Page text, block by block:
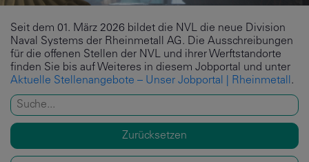
Seit dem 01. März 2026 bildet die NVL die neue Division
Naval Systems der Rheinmetall AG. Die Ausschreibungen
für die offenen Stellen der NVL und ihrer Werftstandorte
finden Sie bis auf Weiteres in diesem Jobportal und unter
Aktuelle Stellenangebote – Unser Jobportal | Rheinmetall .
Zurücksetzen